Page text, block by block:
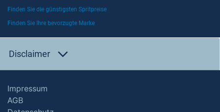
Finden Sie die günstigsten Spritpreise
Finden Sie Ihre bevorzugte Marke
Disclaimer
Impressum
AGB